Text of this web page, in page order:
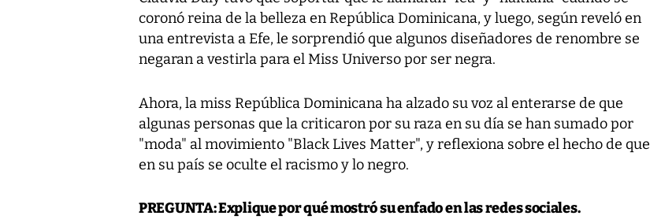
coronó reina de la belleza en República Dominicana, y luego, según reveló en
una entrevista a Efe, le sorprendió que algunos diseñadores de renombre se
negaran a vestirla para el Miss Universo por ser negra.
Ahora, la miss República Dominicana ha alzado su voz al enterarse de que
algunas personas que la criticaron por su raza en su día se han sumado por
"moda" al movimiento "Black Lives Matter", y reflexiona sobre el hecho de que
en su país se oculte el racismo y lo negro.
PREGUNTA:Explique por qué mostró su enfado en las redes sociales.